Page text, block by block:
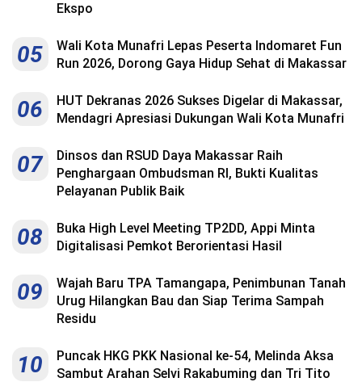
Ekspo
05
Wali Kota Munafri Lepas Peserta Indomaret Fun
Run 2026, Dorong Gaya Hidup Sehat di Makassar
06
HUT Dekranas 2026 Sukses Digelar di Makassar,
Mendagri Apresiasi Dukungan Wali Kota Munafri
07
Dinsos dan RSUD Daya Makassar Raih
Penghargaan Ombudsman RI, Bukti Kualitas
Pelayanan Publik Baik
08
Buka High Level Meeting TP2DD, Appi Minta
Digitalisasi Pemkot Berorientasi Hasil
09
Wajah Baru TPA Tamangapa, Penimbunan Tanah
Urug Hilangkan Bau dan Siap Terima Sampah
Residu
10
Puncak HKG PKK Nasional ke-54, Melinda Aksa
Sambut Arahan Selvi Rakabuming dan Tri Tito